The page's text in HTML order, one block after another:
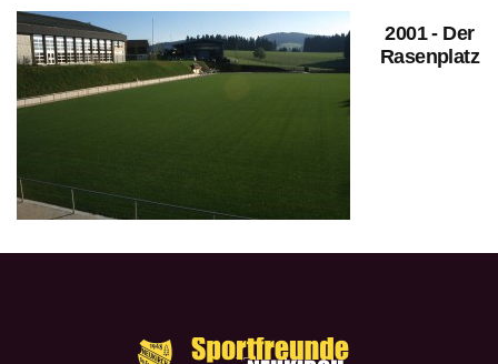
2001 - Der
Rasenplatz